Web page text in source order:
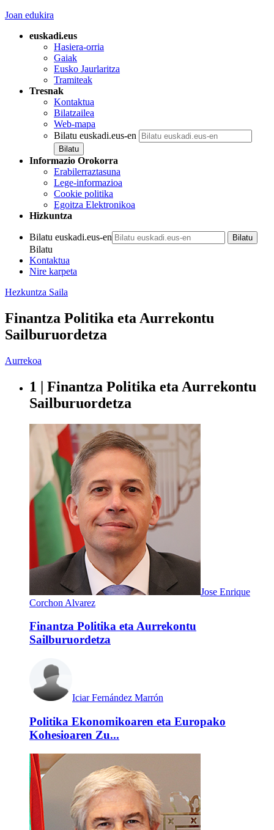
Joan edukira
euskadi.eus
Hasiera-orria
Gaiak
Eusko Jaurlaritza
Tramiteak
Tresnak
Kontaktua
Bilatzailea
Web-mapa
Bilatu euskadi.eus-en
Informazio Orokorra
Erabilerraztasuna
Lege-informazioa
Cookie politika
Egoitza Elektronikoa
Hizkuntza
Bilatu euskadi.eus-en
Bilatu
Kontaktua
Nire karpeta
Hezkuntza Saila
Finantza Politika eta Aurrekontu
Sailburuordetza
Aurrekoa
1 | Finantza Politika eta Aurrekontu
Sailburuordetza
Jose Enrique
Corchon Alvarez
Finantza Politika eta Aurrekontu
Sailburuordetza
Iciar Fernández Marrón
Politika Ekonomikoaren eta Europako
Kohesioaren Zu...